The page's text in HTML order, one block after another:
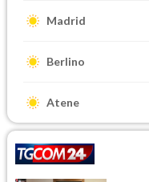
Madrid
Berlino
Atene